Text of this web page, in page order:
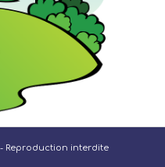
Reproduction interdite